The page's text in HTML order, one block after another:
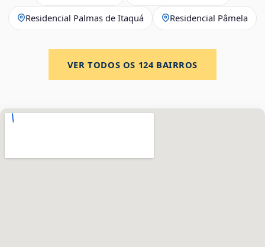
Residencial Palmas de Itaquá Residencial Pâmela
VER TODOS OS 124BAIRROS